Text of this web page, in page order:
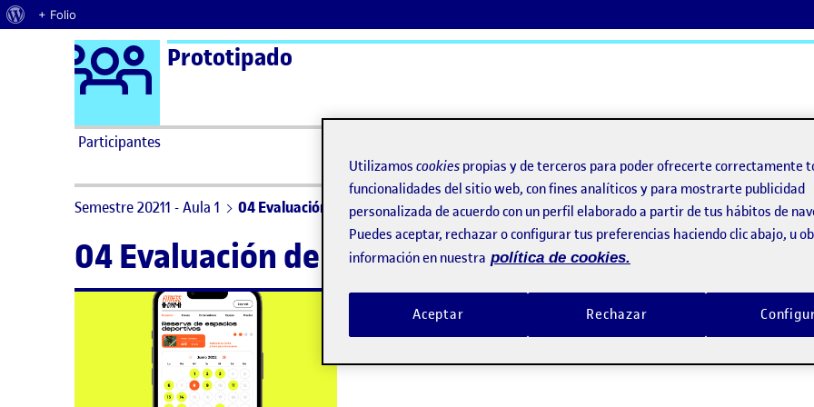
Acerca de WordPress
+ Folio
Saltar al contenido Logo Ágora
Prototipado
Participantes
Semestre 20211 - Aula 1 04 Evaluación de la usabilidad y caso de estudio (proyecto 2/2)
04 Evaluación de la usabilidad y caso de estudio
No hay comentarios.
Utilizamos cookies propias y de terceros para poder ofrecerte correctamente
funcionalidades del sitio web, con fines analíticos y para mostrarte publicidad
personalizada de acuerdo con un perfil elaborado a partir de tus hábitos de
Puedes aceptar, rechazar o configurar tus preferencias haciendo clic abajo, u
información en nuestra política de cookies.
Rechazar
Aceptar